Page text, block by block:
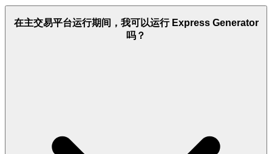
在主交易平台运行期间，我可以运行 Express Generator
吗？